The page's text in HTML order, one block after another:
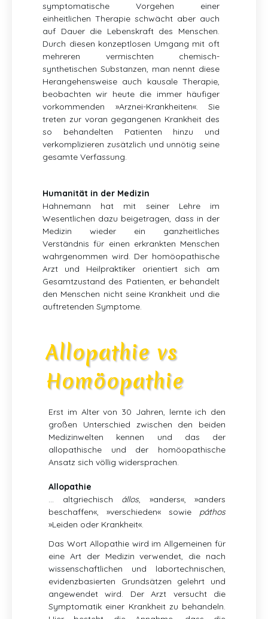
Allopathie vs
Homöopathie
Erst im Alter von 30 Jahren, lernte ich den
großen Unterschied zwischen den beiden
Medizinwelten kennen und das der
allopathische und der homöopathische
Ansatz sich völlig widersprachen.
Allopathie
… altgriechisch állos, »anders«, »anders
beschaffen«, »verschieden« sowie páthos
»Leiden oder Krankheit«.
Das Wort Allopathie wird im Allgemeinen für
eine Art der Medizin verwendet, die nach
wissenschaftlichen und labortechnischen,
evidenzbasierten Grundsätzen gelehrt und
angewendet wird. Der Arzt versucht die
Symptomatik einer Krankheit zu behandeln.
symptomatische Vorgehen einer
einheitlichen Therapie schwächt aber auch
auf Dauer die Lebenskraft des Menschen.
Durch diesen konzeptlosen Umgang mit oft
mehreren vermischten chemisch-
synthetischen Substanzen, man nennt diese
Herangehensweise auch kausale Therapie,
beobachten wir heute die immer häufiger
vorkommenden »Arznei-Krankheiten«. Sie
treten zur voran gegangenen Krankheit des
so behandelten Patienten hinzu und
verkomplizieren zusätzlich und unnötig seine
gesamte Verfassung.
Humanität in der Medizin
Hahnemann hat mit seiner Lehre im
Wesentlichen dazu beigetragen, dass in der
Medizin wieder ein ganzheitliches
Verständnis für einen erkrankten Menschen
wahrgenommen wird. Der homöopathische
Arzt und Heilpraktiker orientiert sich am
Gesamtzustand des Patienten, er behandelt
den Menschen nicht seine Krankheit und die
auftretenden Symptome.